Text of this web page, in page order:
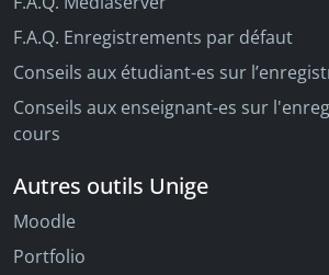
F.A.Q. Enregistrements par défaut
Conseils aux étudiant-es sur
Conseils aux enseignant-es sur
cours
Autres outils Unige
Moodle
Portfolio